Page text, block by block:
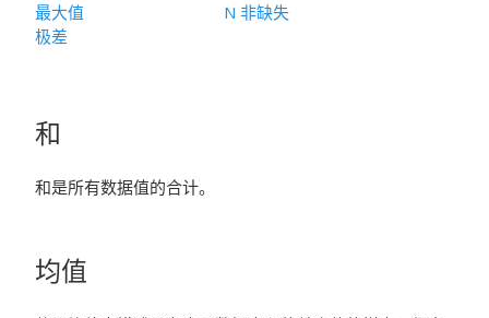
最大值
极差
N 非缺失
和
和是所有数据值的合计。
均值